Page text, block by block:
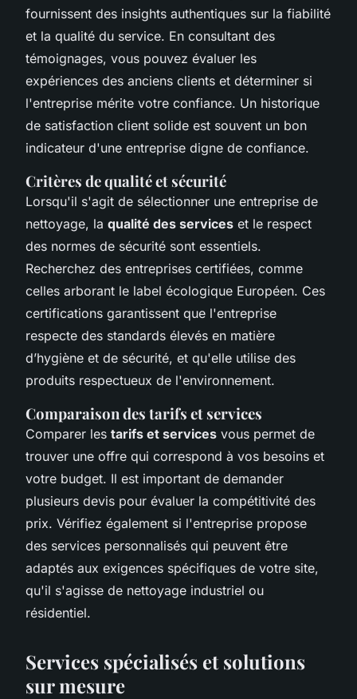
fournissent des insights authentiques sur la fiabilité
et la qualité du service. En consultant des
témoignages, vous pouvez évaluer les
expériences des anciens clients et déterminer si
l'entreprise mérite votre confiance. Un historique
de satisfaction client solide est souvent un bon
indicateur d'une entreprise digne de confiance.
Critères de qualité et sécurité
Lorsqu'il s'agit de sélectionner une entreprise de
nettoyage, la qualité des services et le respect
des normes de sécurité sont essentiels.
Recherchez des entreprises certifiées, comme
celles arborant le label écologique Européen. Ces
certifications garantissent que l'entreprise
respecte des standards élevés en matière
d’hygiène et de sécurité, et qu'elle utilise des
produits respectueux de l'environnement.
Comparaison des tarifs et services
Comparer les tarifs et services vous permet de
trouver une offre qui correspond à vos besoins et
votre budget. Il est important de demander
plusieurs devis pour évaluer la compétitivité des
prix. Vérifiez également si l'entreprise propose
des services personnalisés qui peuvent être
adaptés aux exigences spécifiques de votre site,
qu'il s'agisse de nettoyage industriel ou
résidentiel.
Services spécialisés et solutions
sur mesure